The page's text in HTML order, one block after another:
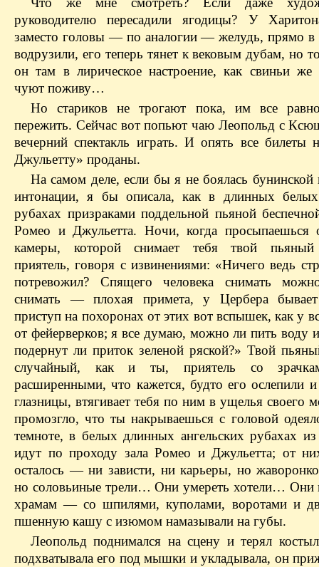
руководителю пересадили ягодицы? У
заместо головы — по аналогии — желудь, прямо в
водрузили, его теперь тянет к вековым дубам, но
он там в лирическое настроение, как свиньи же
чуют поживу…
Но стариков не трогают пока, им все
пережить. Сейчас вот попьют чаю Леопольд с
вечерний спектакль играть. И опять все билеты
Джульетту» проданы.
На самом деле, если бы я не боялась
интонации, я бы описала, как в длинных белых
рубахах призраками поддельной пьяной
Ромео и Джульетта. Ночи, когда просыпаешься
камеры, которой снимает тебя твой пьяный
приятель, говоря с извинениями: «Ничего ведь
потревожил? Спящего человека снимать
снимать — плохая примета, у Цербера
приступ на похоронах от этих вот вспышек, как у
от фейерверков; я все думаю, можно ли пить воду
подернут ли приток зеленой ряской?» Твой
случайный, как и ты, приятель со
расширенными, что кажется, будто его ослепили
глазницы, втягивает тебя по ним в ущелья своего
промозгло, что ты накрываешься с головой
темноте, в белых длинных ангельских рубахах
идут по проходу зала Ромео и Джульетта; от
осталось — ни зависти, ни карьеры, но
но соловьиные трели… Они умереть хотели… Они
храмам — со шпилями, куполами, воротами и
пшенную кашу с изюмом намазывали на губы.
Леопольд поднимался на сцену и терял
подхватывала его под мышки и укладывала, он